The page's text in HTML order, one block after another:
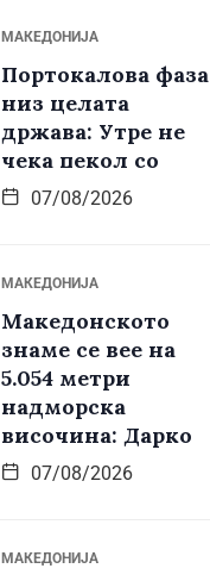
МАКЕДОНИЈА
Портокалова фаза
низ целата
држава: Утре не
чека пекол со
07/08/2026
МАКЕДОНИЈА
Македонското
знаме се вее на
5.054 метри
надморска
височина: Дарко
07/08/2026
МАКЕДОНИЈА